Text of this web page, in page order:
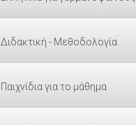
Διδακτική - Μεθοδολογία
Παιχνίδια για το μάθημα